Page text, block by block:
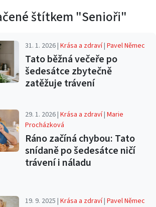
štítkem "Senioři"
31. 1. 2026 |Krása a zdraví|Pavel Němec
Tato běžná večeře po
šedesátce zbytečně
zatěžuje trávení
29. 1. 2026 |Krása a zdraví|Marie
Procházková
Ráno začíná chybou: Tato
snídaně po šedesátce ničí
trávení i náladu
19. 9. 2025 |Krása a zdraví|Pavel Němec